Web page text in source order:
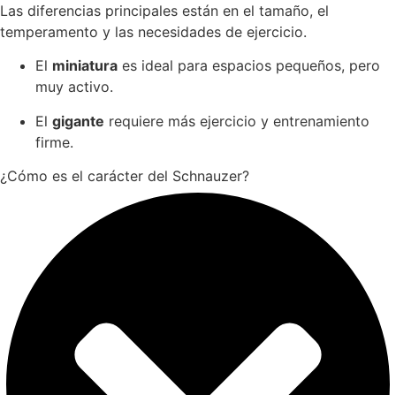
Las diferencias principales están en el tamaño, el
temperamento y las necesidades de ejercicio.
El miniatura es ideal para espacios pequeños, pero
muy activo.
El gigante requiere más ejercicio y entrenamiento
firme.
¿Cómo es el carácter del Schnauzer?